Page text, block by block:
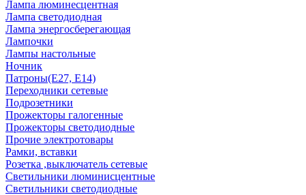
Лампа люминесцентная
Лампа светодиодная
Лампа энергосберегающая
Лампочки
Лампы настольные
Ночник
Патроны(Е27, Е14)
Переходники сетевые
Подрозетники
Прожекторы галогенные
Прожекторы светодиодные
Прочие электротовары
Рамки, вставки
Розетка ,выключатель сетевые
Светильники люминисцентные
Светильники светодиодные